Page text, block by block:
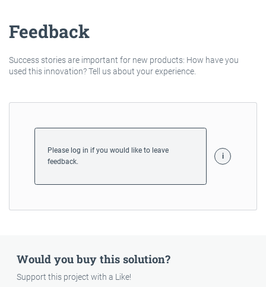
Feedback
Success stories are important for new products: How have you
used this innovation? Tell us about your experience.
Please log in if you would like to leave
feedback.
Would you buy this solution?
Support this project with a Like!